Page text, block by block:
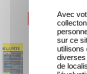
Avec
sur ce
utilisons
de